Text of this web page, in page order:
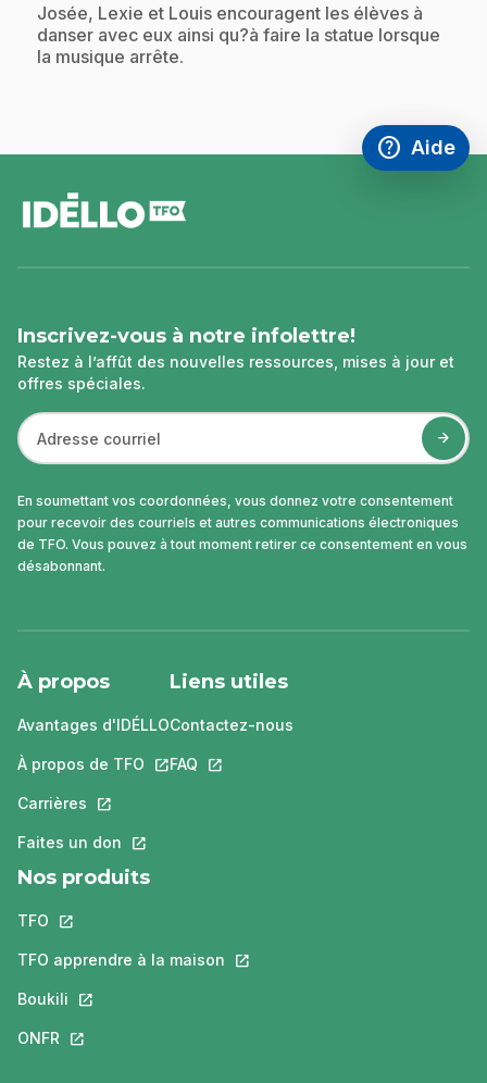
.Josée, Lexie et Louis encouragent les élèves à
danser avec eux ainsi qu?à faire la statue lorsque
la musique arrête.
help
Accéder à
Aide
,Ce lien
de
page
Inscrivez-vous à notre infolettre!
Restez à l’affût des nouvelles ressources, mises à jour et
offres spéciales.
En soumettant vos coordonnées, vous donnez votre consentement
pour recevoir des courriels et autres communications électroniques
de TFO. Vous pouvez à tout moment retirer ce consentement en vous
désabonnant.
À propos
Avantages d'IDÉLLO
À propos de TFO Ce lien s'ouvrira dans un nouvel onglet.
Carrières Ce lien s'ouvrira dans un nouvel onglet.
Faites un don Ce lien s'ouvrira dans un nouvel onglet.
Liens utiles
Contactez-nous
FAQ Ce lien s'ouvrira dans un nouvel
Nos produits
TFO Ce lien s'ouvrira dans un nouvel onglet.
TFO apprendre à la maison Ce lien s'ouvrira dans un nouvel
Boukili Ce lien s'ouvrira dans un nouvel onglet.
ONFR Ce lien s'ouvrira dans un nouvel onglet.